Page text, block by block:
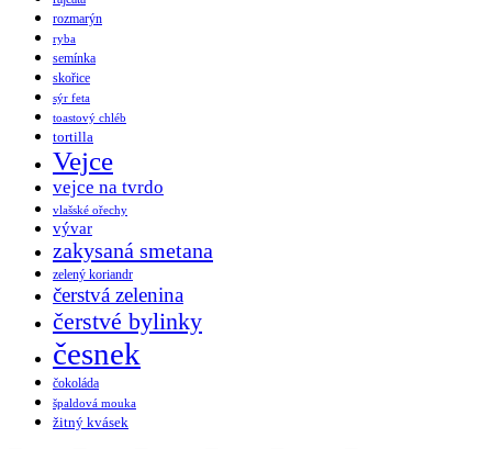
rozmarýn
ryba
semínka
skořice
sýr feta
toastový chléb
tortilla
Vejce
vejce na tvrdo
vlašské ořechy
vývar
zakysaná smetana
zelený koriandr
čerstvá zelenina
čerstvé bylinky
česnek
čokoláda
špaldová mouka
žitný kvásek